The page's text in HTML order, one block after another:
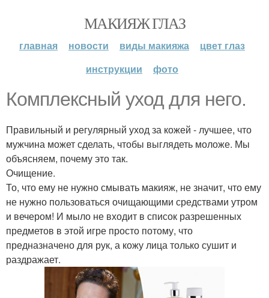
МАКИЯЖ ГЛАЗ
главная новости виды макияжа
цвет глаз
инструкции
фото
Комплексный уход для него.
Правильный и регулярный уход за кожей - лучшее, что
мужчина может сделать, чтобы выглядеть моложе. Мы
объясняем, почему это так.
Очищение.
То, что ему не нужно смывать макияж, не значит, что ему
не нужно пользоваться очищающими средствами утром
и вечером! И мыло не входит в список разрешенных
предметов в этой игре просто потому, что
предназначено для рук, а кожу лица только сушит и
раздражает.